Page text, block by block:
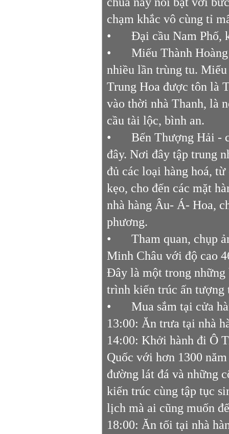
chạm khắc vô cùng tỉ
•
Đại cầu Nam Phố,
•
Miếu Thành
nhiều lần trùng tu.
Trung Hoa được tôn là
vào thời nhà Thanh, là
cầu tài lộc, bình an.
•
Bến Thượng Hải -
đây. Nơi đây tập trung
đủ các loại hàng hoá,
kẹo, cho đến các mặt
nhà hàng Âu- Á- Hoa,
phương.
•
Tham quan, chụp
Minh Châu với độ cao
Đây là một trong những
trình kiến trúc ấn tượng
•
Mua sắm tại cửa
13:00: Ăn trưa tại nhà
14:00: Khởi hành đi Ô
Quốc với hơn 1300
đường lát đá và những
kiến trúc cùng tập tục
lịch mà ai cũng muốn
18:00: Ăn tối tại nhà